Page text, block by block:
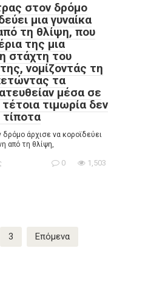
στον δρόμο
μια γυναίκα
τη θλίψη, που
της μια
στάχτη του
νομίζοντάς τη
τα
μέσα σε
τιμωρία δεν
άρχισε να κοροϊδεύει
από τη θλίψη,
0 1,503
3 Επόμενα